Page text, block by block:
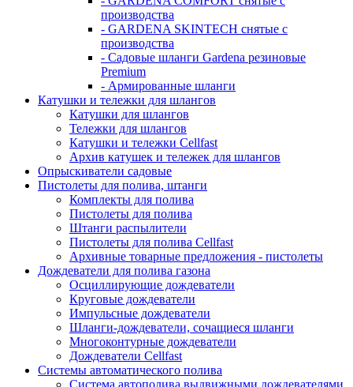
производства
- GARDENA SKINTECH снятые с
производства
- Садовые шланги Gardena резиновые
Premium
- Армированные шланги
Катушки и тележки для шлангов
Катушки для шлангов
Тележки для шлангов
Катушки и тележки Cellfast
Архив катушек и тележек для шлангов
Опрыскиватели садовые
Пистолеты для полива, штанги
Комплекты для полива
Пистолеты для полива
Штанги распылители
Пистолеты для полива Cellfast
Архивные товарные предложения - пистолеты
Дождеватели для полива газона
Осциллирующие дождеватели
Круговые дождеватели
Импульсные дождеватели
Шланги-дождеватели, сочащиеся шланги
Многоконтурные дождеватели
Дождеватели Cellfast
Системы автоматического полива
Система автополива выдвижными дождевателями